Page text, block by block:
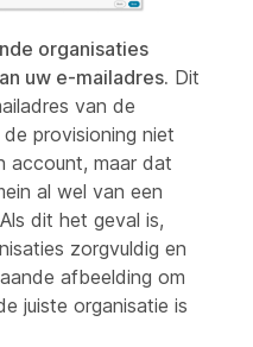
organisaties
uw e-mailadres. Dit
van de
provisioning niet
account, maar dat
al wel van een
dit het geval is,
zorgvuldig en
afbeelding om
juiste organisatie is